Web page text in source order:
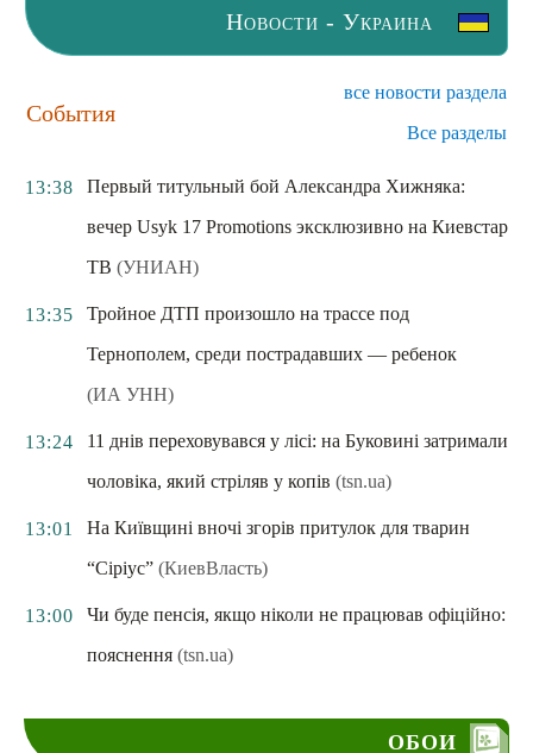
Новости - Украина
События
все новости раздела
Все разделы
13:38
Первый титульный бой Александра Хижняка:
вечер Usyk 17 Promotions эксклюзивно на Киевстар
ТВ (УНИАН)
13:35
Тройное ДТП произошло на трассе под
Тернополем, среди пострадавших — ребенок
(ИА УНН)
13:24
11 днів переховувався у лісі: на Буковині затримали
чоловіка, який стріляв у копів (tsn.ua)
13:01
На Київщині вночі згорів притулок для тварин
“Сіріус” (КиевВласть)
13:00
Чи буде пенсія, якщо ніколи не працював офіційно:
пояснення (tsn.ua)
ОБОИ